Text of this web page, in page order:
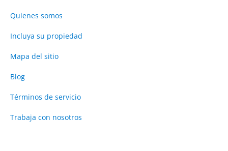
Quienes somos
Incluya su propiedad
Mapa del sitio
Blog
Términos de servicio
Trabaja con nosotros